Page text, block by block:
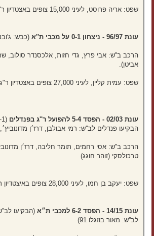
שפט: אריה פרוסט, לעיני 15,000 צופים באצטדיון ר"ג.
עונת 96/97 - ניצחון 0-1 על מכבי ת''א (כבש: ג'ובני רוסו 41. מבשל:
הרכב ב''ש: אבי פרץ, גדי חזות, אלכסנדר סולוב, שרון
אביטן).
שפט: עמית קליין, לעיני 27,000 צופים באצטדיון ר"ג.
עונת 02/03 - הפסד 5-4 להפועל ר''ג בפנדלים
(1-1 בתום 120 דקות. אופיר חלוואני 55 לר''ג, אופיר חיים 88 לב''ש).
הבקיעו פנדלים לב''ש: רמי אבולבן, דרז׳ן
הרכב ב''ש: אסי רחמים, תומר חליבה, דרז׳ן
טרכולסקי (זוהר חוגג)
שפט: יעקב בן חמו, לעיני 28,000 צופים באיצטדיון ר''ג.
עונת 14/15 - הפסד 6-2 למכבי ת״א
לב''ש: מאור בוזגלו 91)